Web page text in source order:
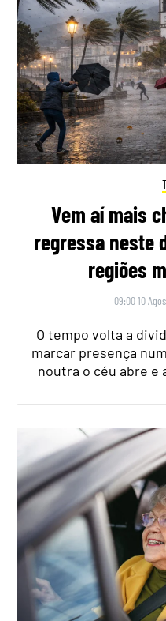
Vem aí mais
regressa neste
regiões
09:00 10
O tempo volta a
marcar presença
noutra o céu abre e